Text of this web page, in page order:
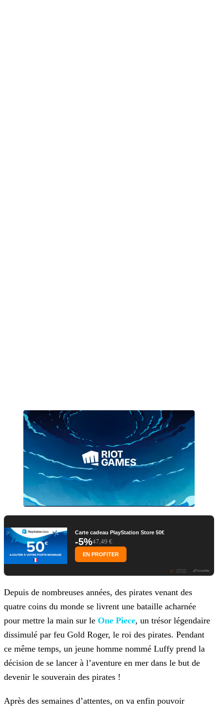
Carte cadeau PlayStation Store 50€
-5%47,49 €
EN PROFITER
Depuis de nombreuses années, des pirates venant des
quatre coins du monde se livrent une bataille acharnée
pour mettre la main sur le One Piece, un trésor légendaire
dissimulé par feu Gold Roger, le roi des pirates. Pendant
ce même temps, un jeune homme nommé Luffy prend la
décision de se lancer à l’aventure en mer dans le but de
devenir le souverain des pirates !
Après des semaines d’attentes, on va enfin pouvoir